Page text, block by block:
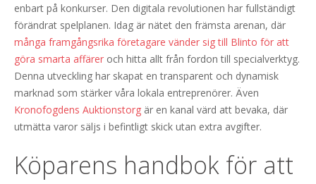
enbart på konkurser. Den digitala revolutionen har fullständigt
förändrat spelplanen. Idag är nätet den främsta arenan, där
många framgångsrika företagare vänder sig till Blinto för att
göra smarta affärer och hitta allt från fordon till specialverktyg.
Denna utveckling har skapat en transparent och dynamisk
marknad som stärker våra lokala entreprenörer. Även
Kronofogdens Auktionstorg är en kanal värd att bevaka, där
utmätta varor säljs i befintligt skick utan extra avgifter.
Köparens handbok för att